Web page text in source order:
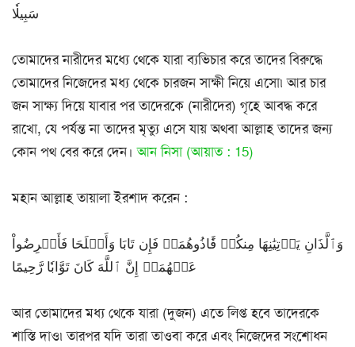
سَبِيلٗا
তোমাদের নারীদের মধ্যে থেকে যারা ব্যভিচার করে তাদের বিরুদ্ধে
তোমাদের নিজেদের মধ্য থেকে চারজন সাক্ষী নিয়ে এসো৷ আর চার
জন সাক্ষ্য দিয়ে যাবার পর তাদেরকে (নারীদের) গৃহে আবদ্ধ করে
রাখো, যে পর্যন্ত না তাদের মৃত্যু এসে যায় অথবা আল্লাহ তাদের জন্য
কোন পথ বের করে দেন।আন নিসা (আয়াত : 15)
মহান আল্লাহ তায়ালা ইরশাদ করেন :
وَٱلَّذَانِ يَأۡتِيَٰنِهَا مِنكُمۡ فَ‍َٔاذُوهُمَاۖ فَإِن تَابَا وَأَصۡلَحَا فَأَعۡرِضُواْ
عَنۡهُمَآۗ إِنَّ ٱللَّهَ كَانَ تَوَّابٗا رَّحِيمًا
আর তোমাদের মধ্য থেকে যারা (দুজন) এতে লিপ্ত হবে তাদেরকে
শাস্তি দাও৷ তারপর যদি তারা তাওবা করে এবং নিজেদের সংশোধন